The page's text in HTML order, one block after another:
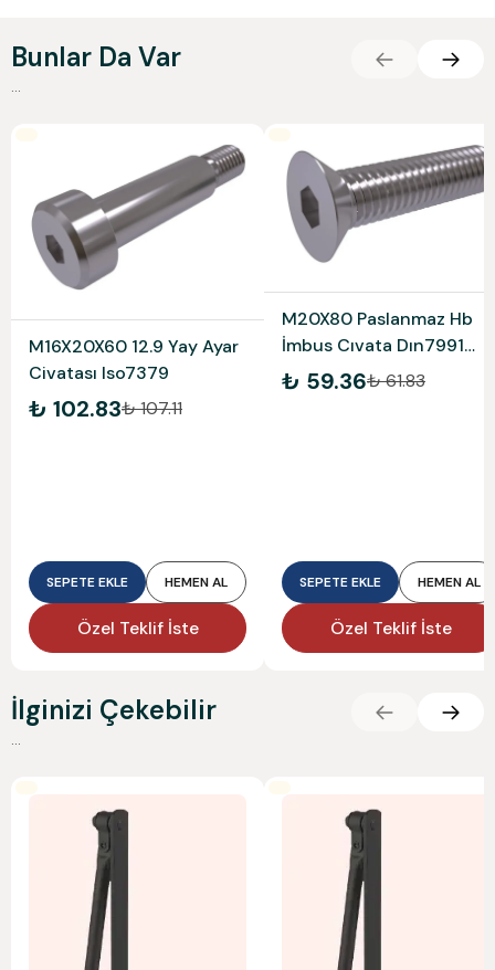
Bunlar Da Var
...
M16X20X60 12.9 Yay Ayar
Civatası Iso7379
₺ 102.83₺ 107.11
SEPETE EKLE HEMEN AL
Özel Teklif İste
M20X80 Paslanmaz Hb
İmbus Cıvata Dın7991
A2-304
₺ 59.36₺ 61.83
SEPETE EKLE HEMEN AL
Özel Teklif İste
İlginizi Çekebilir
...